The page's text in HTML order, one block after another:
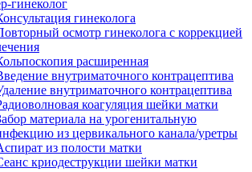
гинеколог
гинеколога
осмотр гинеколога с коррекцией
расширенная
внутриматочного контрацептива
внутриматочного контрацептива
коагуляция шейки матки
материала на урогенитальную
из цервикального канала/уретры
из полости матки
криодеструкции шейки матки